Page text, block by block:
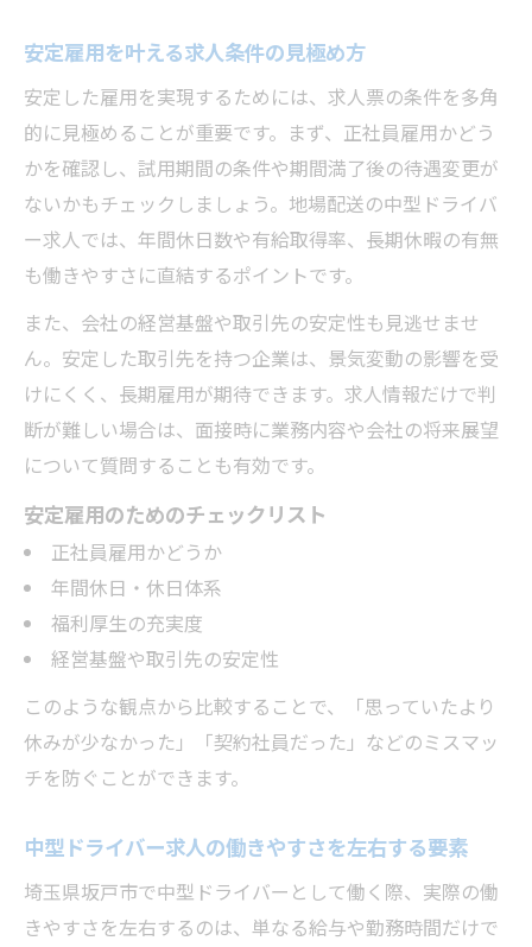
安定雇用を叶える求人条件の見極め方
安定した雇用を実現するためには、求人票の条件を多角
的に見極めることが重要です。まず、正社員雇用かどう
かを確認し、試用期間の条件や期間満了後の待遇変更が
ないかもチェックしましょう。地場配送の中型ドライバ
ー求人では、年間休日数や有給取得率、長期休暇の有無
も働きやすさに直結するポイントです。
また、会社の経営基盤や取引先の安定性も見逃せませ
ん。安定した取引先を持つ企業は、景気変動の影響を受
けにくく、長期雇用が期待できます。求人情報だけで判
断が難しい場合は、面接時に業務内容や会社の将来展望
について質問することも有効です。
安定雇用のためのチェックリスト
正社員雇用かどうか
年間休日・休日体系
福利厚生の充実度
経営基盤や取引先の安定性
このような観点から比較することで、「思っていたより
休みが少なかった」「契約社員だった」などのミスマッ
チを防ぐことができます。
中型ドライバー求人の働きやすさを左右する要素
埼玉県坂戸市で中型ドライバーとして働く際、実際の働
きやすさを左右するのは、単なる給与や勤務時間だけで